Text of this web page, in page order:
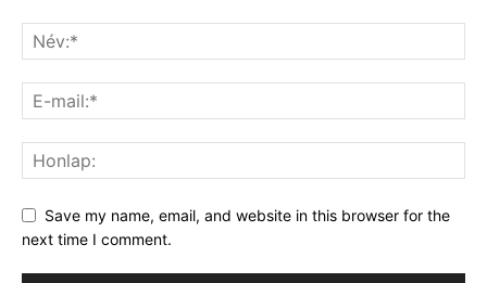
Save my name, email, and website in this browser for the
next time I comment.